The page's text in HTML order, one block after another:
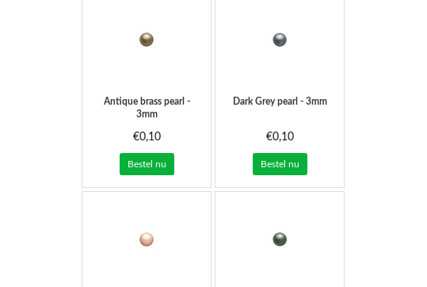
Antique brass pearl -
3mm
€0,10
Bestel nu
Dark Grey pearl - 3mm
€0,10
Bestel nu